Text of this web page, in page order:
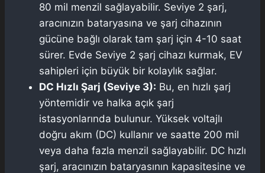
80 mil menzil sağlayabilir. Seviye 2 şarj,
aracınızın bataryasına ve şarj cihazının
gücüne bağlı olarak tam şarj için 4-10 saat
sürer. Evde Seviye 2 şarj cihazı kurmak, EV
sahipleri için büyük bir kolaylık sağlar.
DC Hızlı Şarj (Seviye 3): Bu, en hızlı şarj
yöntemidir ve halka açık şarj
istasyonlarında bulunur. Yüksek voltajlı
doğru akım (DC) kullanır ve saatte 200 mil
veya daha fazla menzil sağlayabilir. DC hızlı
şarj, aracınızın bataryasının kapasitesine ve